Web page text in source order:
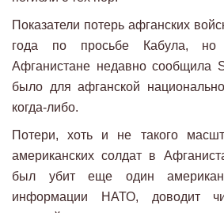
Показатели потерь афганских
года по просьбе Кабула,
Афганистане недавно сообщила
было для афганской
когда-либо.
Потери, хоть и не такого
американских солдат в
был убит еще один
информации НАТО, доводит